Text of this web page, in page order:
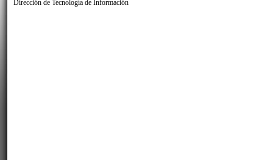
Dirección de Tecnología de Información